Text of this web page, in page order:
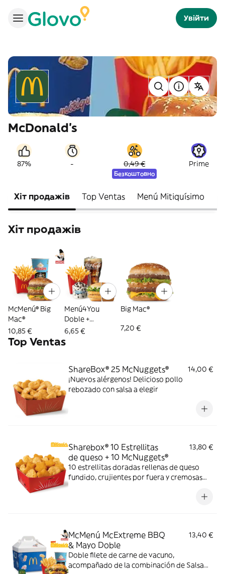
Увійти
McDonald's
87% - 0,49 €
Безкоштовно
Prime
Хіт продажів Top Ventas Menú Mitiquísimo
Хіт продажів
McMenú® Big
Mac®
10,85 €
Menú4You
Doble +
Complemento
6,65 €
Big Mac®
7,20 €
Top Ventas
ShareBox® 25 McNuggets®
14,00 €
¡Nuevos alérgenos! Delicioso pollo
rebozado con salsa a elegir
Sharebox® 10 Estrellitas
de queso + 10 McNuggets®
13,80 €
10 estrellitas doradas rellenas de queso
fundido, crujientes por fuera y cremosas
McMenú McExtreme BBQ
& Mayo Doble
13,40 €
Doble filete de carne de vacuno,
acompañado de la combinación de Salsa